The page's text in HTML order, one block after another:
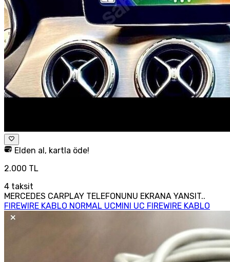
Elden al, kartla öde!
2.000 TL
4 taksit
MERCEDES CARPLAY TELEFONUNU EKRANA YANSIT..
FIREWIRE KABLO NORMAL UCMINI UC FIREWIRE KABLO